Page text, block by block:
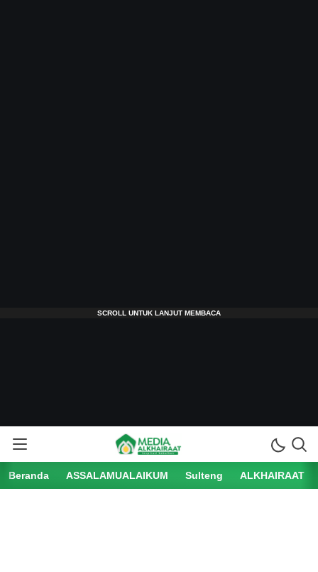
Beranda ASSALAMUALAIKUM Sulteng ALKHAIRAAT